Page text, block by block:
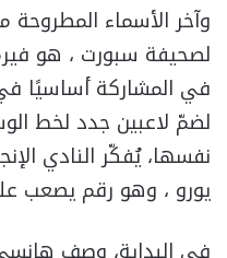
وآخر الأسماء المطروحة
لصحيفة سبورت ، هو
في المشاركة أساسيًا
لضمّ لاعبين جدد لخط
يورو ، وهو رقم يصعب